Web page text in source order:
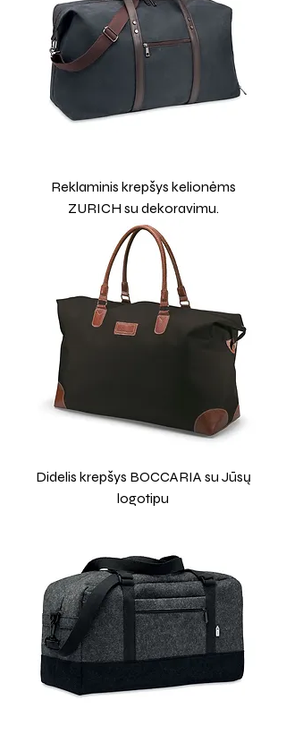
Reklaminis krepšys kelionėms
ZURICH su dekoravimu.
Didelis krepšys BOCCARIA su Jūsų
logotipu